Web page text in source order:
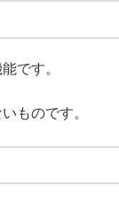
です。
ものです。